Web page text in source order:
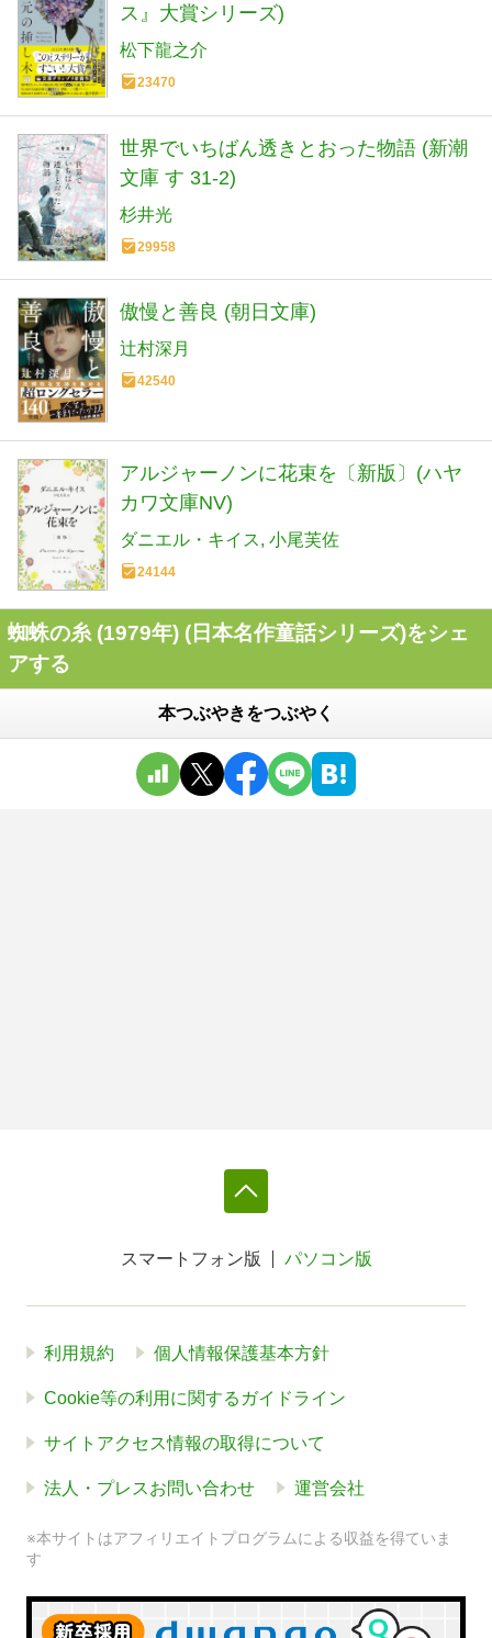
ス』大賞シリーズ)
松下龍之介
23470
世界でいちばん透きとおった物語 (新潮
文庫 す 31-2)
杉井光
29958
傲慢と善良 (朝日文庫)
辻村深月
42540
アルジャーノンに花束を〔新版〕(ハヤ
カワ文庫NV)
ダニエル・キイス 小尾芙佐
24144
蜘蛛の糸 (1979年) (日本名作童話シリーズ)をシェ
アする
本つぶやきをつぶやく
スマートフォン版 パソコン版
利用規約 個人情報保護基本方針
Cookie等の利用に関するガイドライン
サイトアクセス情報の取得について
法人・プレスお問い合わせ 運営会社
※本サイトはアフィリエイトプログラムによる収益を得ていま
す